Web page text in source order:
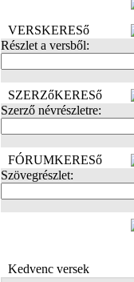
VERSKERESő
Részlet a versből:
SZERZőKERESő
Szerző névrészletre:
FÓRUMKERESő
Szövegrészlet:
Kedvenc versek